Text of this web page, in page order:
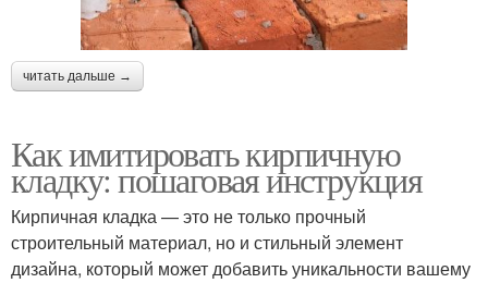
читать дальше →
Как имитировать кирпичную
кладку: пошаговая инструкция
Кирпичная кладка — это не только прочный
строительный материал, но и стильный элемент
дизайна, который может добавить уникальности вашему